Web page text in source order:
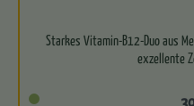
Starkes Vitamin-B12-Duo aus
exzellente